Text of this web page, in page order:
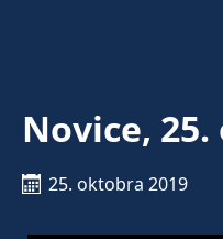
Novice,
25. oktobra 2019